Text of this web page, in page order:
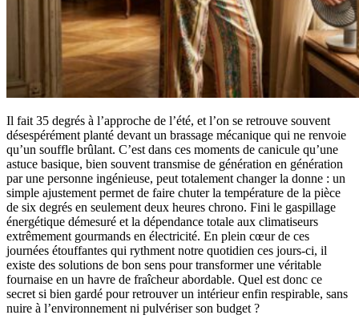
Il fait 35 degrés à l’approche de l’été, et l’on se retrouve souvent
désespérément planté devant un brassage mécanique qui ne renvoie
qu’un souffle brûlant. C’est dans ces moments de canicule qu’une
astuce basique, bien souvent transmise de génération en génération
par une personne ingénieuse, peut totalement changer la donne : un
simple ajustement permet de faire chuter la température de la pièce
de six degrés en seulement deux heures chrono. Fini le gaspillage
énergétique démesuré et la dépendance totale aux climatiseurs
extrêmement gourmands en électricité. En plein cœur de ces
journées étouffantes qui rythment notre quotidien ces jours-ci, il
existe des solutions de bon sens pour transformer une véritable
fournaise en un havre de fraîcheur abordable. Quel est donc ce
secret si bien gardé pour retrouver un intérieur enfin respirable, sans
nuire à l’environnement ni pulvériser son budget ?